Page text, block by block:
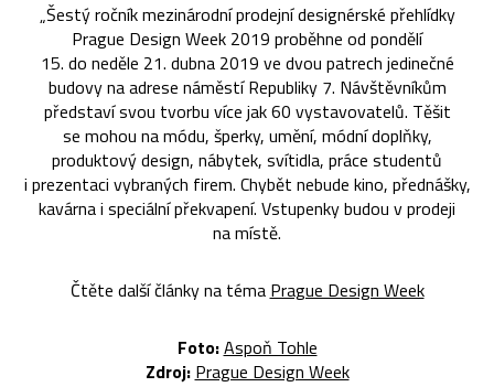
„Šestý ročník mezinárodní prodejní designérské přehlídky
Prague Design Week 2019 proběhne od pondělí
15. do neděle 21. dubna 2019 ve dvou patrech jedinečné
budovy na adrese náměstí Republiky 7. Návštěvníkům
představí svou tvorbu více jak 60 vystavovatelů. Těšit
se mohou na módu, šperky, umění, módní doplňky,
produktový design, nábytek, svítidla, práce studentů
i prezentaci vybraných firem. Chybět nebude kino, přednášky,
kavárna i speciální překvapení. Vstupenky budou v prodeji
na místě.
Čtěte další články na téma Prague Design Week
Foto:Aspoň Tohle
Zdroj: Prague Design Week